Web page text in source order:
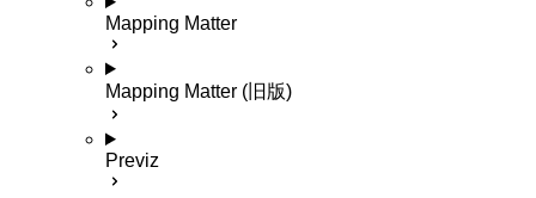
Mapping Matter
Mapping Matter (旧版)
Previz